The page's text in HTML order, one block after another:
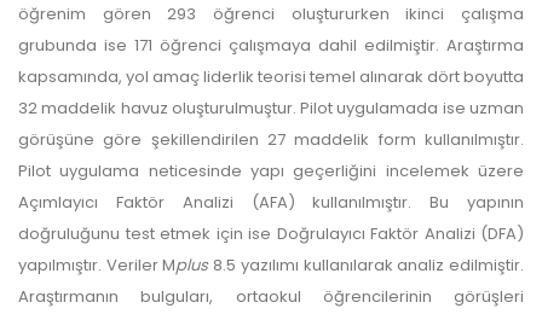
öğrenim gören 293 öğrenci oluştururken ikinci çalışma
grubunda ise 171 öğrenci çalışmaya dahil edilmiştir. Araştırma
kapsamında, yol amaç liderlik teorisi temel alınarak dört boyutta
32 maddelik havuz oluşturulmuştur. Pilot uygulamada ise uzman
görüşüne göre şekillendirilen 27 maddelik form kullanılmıştır.
Pilot uygulama neticesinde yapı geçerliğini incelemek üzere
Açımlayıcı Faktör Analizi (AFA) kullanılmıştır. Bu yapının
doğruluğunu test etmek için ise Doğrulayıcı Faktör Analizi (DFA)
yapılmıştır. Veriler Mplus8.5 yazılımı kullanılarak analiz edilmiştir.
Araştırmanın bulguları, ortaokul öğrencilerinin görüşleri